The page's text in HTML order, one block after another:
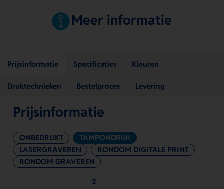
Meer informatie
Prijsinformatie Specificaties Kleuren
Druktechnieken Bestelproces Levering
Prijsinformatie
ONBEDRUKT
TAMPONDRUK
LASERGRAVEREN
RONDOM DIGITALE PRINT
RONDOM GRAVEREN
2